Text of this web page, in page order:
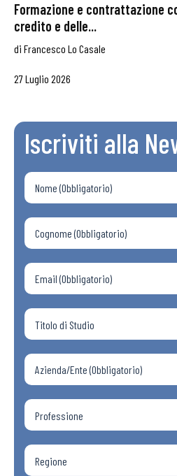
Formazione e contrattazione
credito e delle...
di Francesco Lo Casale
27 Luglio 2026
Iscriviti alla